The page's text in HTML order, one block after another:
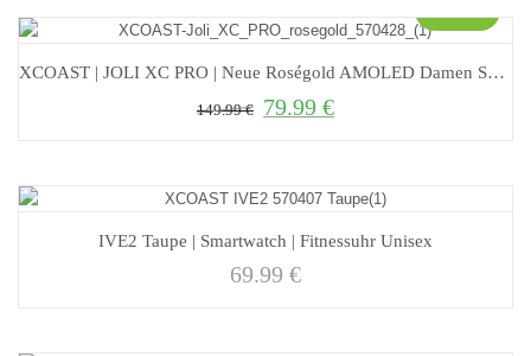
XCOAST | JOLI XC PRO | Neue Roségold AMOLED Damen Smartwatch
149.99€ Ursprünglicher Preis war: 149.99 €
79.99 €Aktueller Preis ist: 79.99 €.
IVE2 Taupe | Smartwatch | Fitnessuhr Unisex
69.99 €